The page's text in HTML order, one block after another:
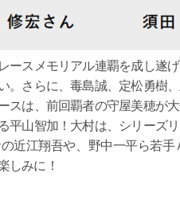
スメモリアル連覇を成し遂
。さらに、毒島誠、定松勇樹
スは、前回覇者の守屋美穂が
平山智加！大村は、シリーズ
近江翔吾や、野中一平ら若手
しみに！